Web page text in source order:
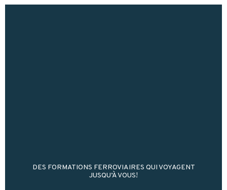
DES FORMATIONS FERROVIAIRES QUI VOYAGENT
JUSQU’À VOUS!